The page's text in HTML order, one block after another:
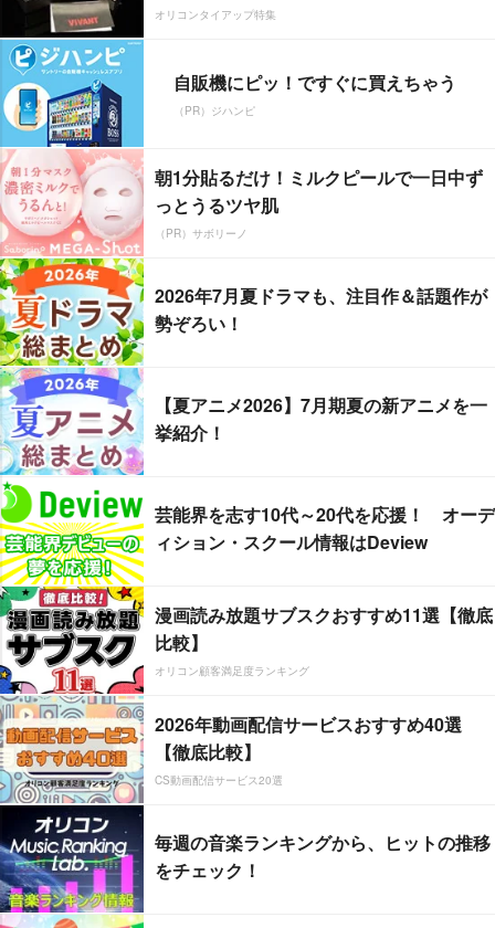
オリコンタイアップ特集
自販機にピッ！ですぐに買えちゃう
（PR）ジハンピ
朝1分貼るだけ！ミルクピールで一日中ず
っとうるツヤ肌
（PR）サボリーノ
2026年7月夏ドラマも、注目作＆話題作が
勢ぞろい！
【夏アニメ2026】7月期夏の新アニメを一
挙紹介！
芸能界を志す10代～20代を応援！ オーデ
ィション・スクール情報はDeview
漫画読み放題サブスクおすすめ11選【徹底
比較】
オリコン顧客満足度ランキング
2026年動画配信サービスおすすめ40選
【徹底比較】
CS動画配信サービス20選
毎週の音楽ランキングから、ヒットの推移
をチェック！